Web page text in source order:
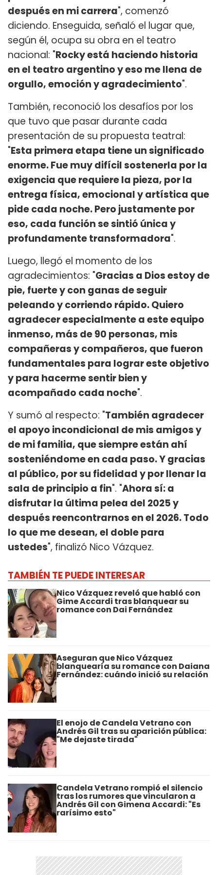
después en mi carrera", comenzó
diciendo. Enseguida, señaló el lugar que,
según él, ocupa su obra en el teatro
nacional: "Rocky está haciendo historia
en el teatro argentino y eso me llena de
orgullo, emoción y agradecimiento".
También, reconoció los desafíos por los
que tuvo que pasar durante cada
presentación de su propuesta teatral:
"Esta primera etapa tiene un significado
enorme. Fue muy difícil sostenerla por la
exigencia que requiere la pieza, por la
entrega física, emocional y artística que
pide cada noche. Pero justamente por
eso, cada función se sintió única y
profundamente transformadora".
Luego, llegó el momento de los
agradecimientos: "Gracias a Dios estoy de
pie, fuerte y con ganas de seguir
peleando y corriendo rápido. Quiero
agradecer especialmente a este equipo
inmenso, más de 90 personas, mis
compañeras y compañeros, que fueron
fundamentales para lograr este objetivo
y para hacerme sentir bien y
acompañado cada noche".
Y sumó al respecto: "También agradecer
el apoyo incondicional de mis amigos y
de mi familia, que siempre están ahí
sosteniéndome en cada paso. Y gracias
al público, por su fidelidad y por llenar la
sala de principio a fin". "Ahora sí: a
disfrutar la última pelea del 2025 y
después reencontrarnos en el 2026. Todo
lo que me desean, el doble para
ustedes", finalizó Nico Vázquez.
TAMBIÉN TE PUEDE INTERESAR
Nico Vázquez reveló que habló con
Gime Accardi tras blanquear su
romance con Dai Fernández
Aseguran que Nico Vázquez
blanquearía su romance con Daiana
Fernández: cuándo inició su relación
El enojo de Candela Vetrano con
Andrés Gil tras su aparición pública:
"Me dejaste tirada"
Candela Vetrano rompió el silencio
tras los rumores que vincularon a
Andrés Gil con Gimena Accardi: "Es
rarísimo esto"